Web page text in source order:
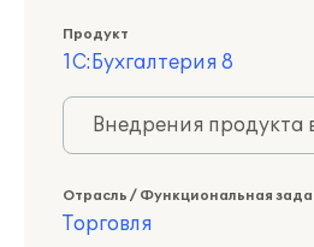
Продукт
1С:Бухгалтерия 8
Внедрения продукта
Отрасль / Функциональная
Торговля